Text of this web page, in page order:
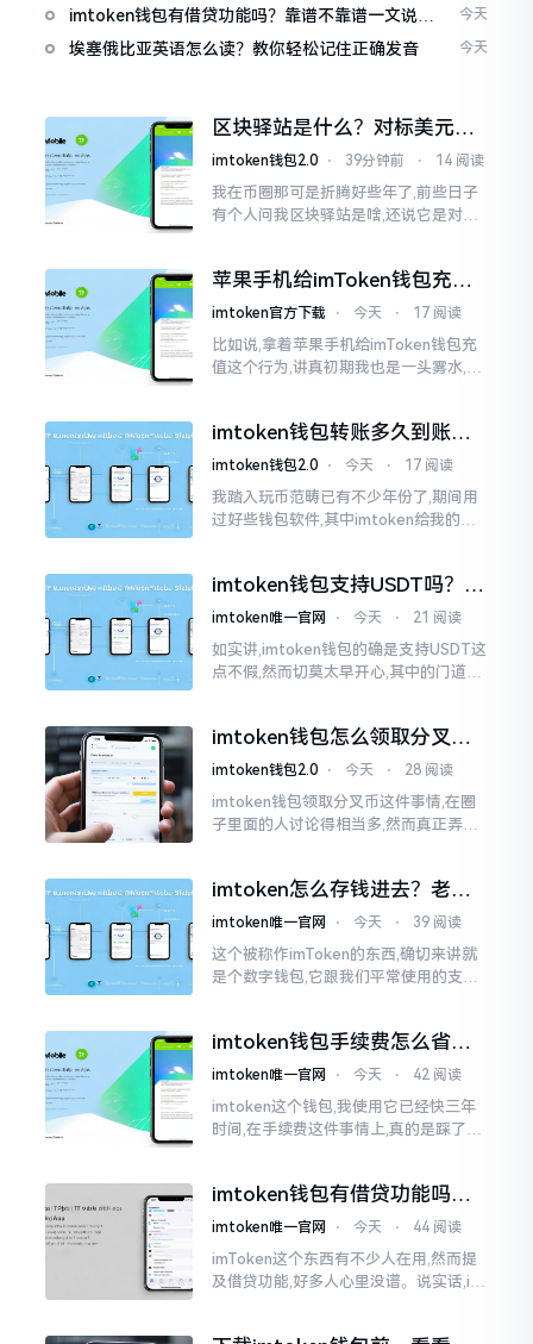
在招
imtoken钱包有借贷功能吗？靠谱不靠谱一文说清
楚
今天
埃塞俄比亚英语怎么读？教你轻松记住正确发音 今天
区块驿站是什么？对标美元的
ETH到底咋回事
imtoken钱包2.0 ⋅ 39分钟前 ⋅ 14 阅读
我在币圈那可是折腾好些年了,前些日子
有个人问我区块驿站是啥,还说它是对标
找了些资料
苹果手机给imToken钱包充
值，这几步别搞错
imtoken官方下载 ⋅ 今天 ⋅ 17 阅读
比如说,拿着苹果手机给imToken钱包充
值这个行为,讲真初期我也是一头雾水,搞
imtoken钱包转账多久到账？
一文说清楚
imtoken钱包2.0 ⋅ 今天 ⋅ 17 阅读
我踏入玩币范畴已有不少年份了,期间用
过好些钱包软件,其中imtoken给我的整
imtoken钱包支持USDT吗？转
账提现全攻略
imtoken唯一官网 ⋅ 今天 ⋅ 21 阅读
如实讲,imtoken钱包的确是支持USDT这
点不假,然而切莫太早开心,其中的门道是
费高得主子心疼
imtoken钱包怎么领取分叉
币？老手教你避坑
imtoken钱包2.0 ⋅ 今天 ⋅ 28 阅读
imtoken钱包领取分叉币这件事情,在圈
子里面的人讨论得相当多,然而真正弄明
imtoken怎么存钱进去？老玩
家教你把钱转进钱包
imtoken唯一官网 ⋅ 今天 ⋅ 39 阅读
这个被称作imToken的东西,确切来讲就
是个数字钱包,它跟我们平常使用的支付
时候都会陷入困惑
imtoken钱包手续费怎么省？
老玩家告诉你几个实在招
imtoken唯一官网 ⋅ 今天 ⋅ 42 阅读
imtoken这个钱包,我使用它已经快三年
时间,在手续费这件事情上,真的是踩了好
imtoken钱包有借贷功能吗？
靠谱不靠谱一文说清楚
imtoken唯一官网 ⋅ 今天 ⋅ 44 阅读
imToken这个东西有不少人在用,然而提
及借贷功能,好多人心里没谱。说实话,im